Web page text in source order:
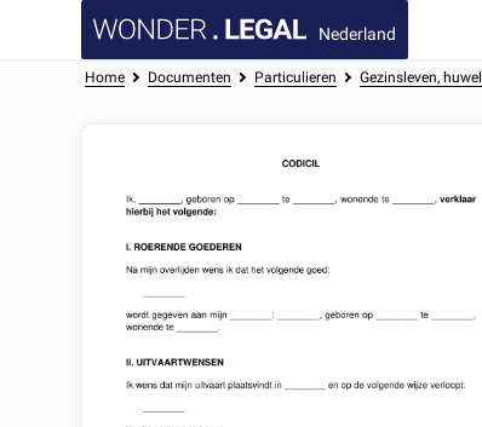
Nederland
Home Documenten Particulieren Gezinsleven,